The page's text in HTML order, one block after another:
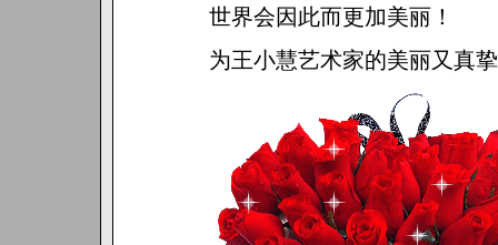
世界会因此而更加美丽！
为王小慧艺术家的美丽又真